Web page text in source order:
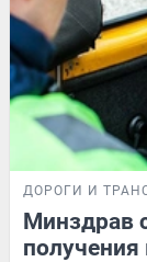
ДОРОГИ И
Минздрав